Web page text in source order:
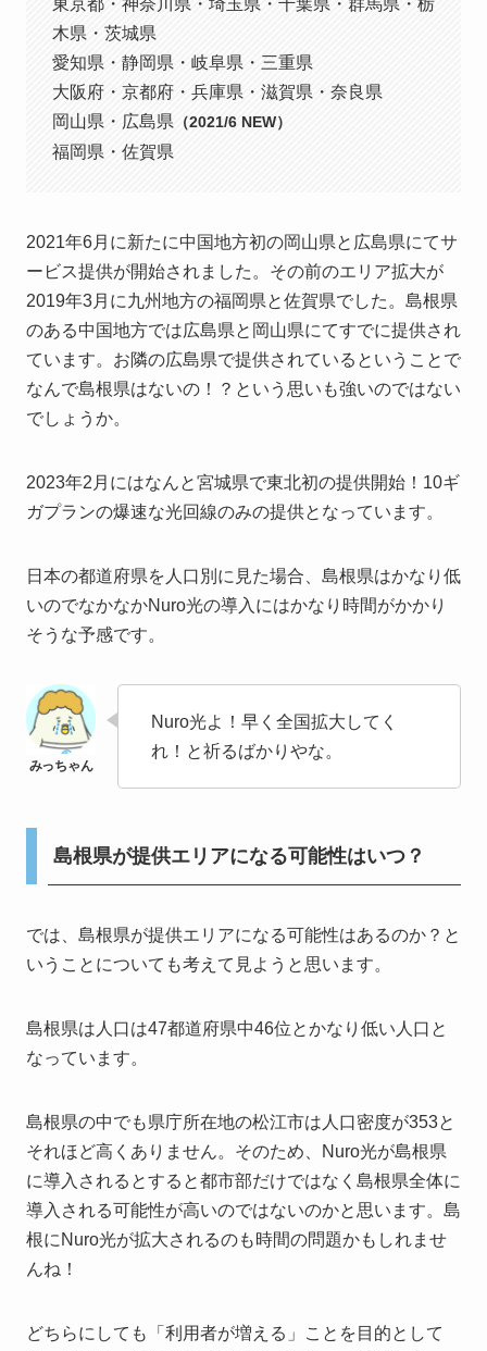
木県・茨城県
愛知県・静岡県・岐阜県・三重県
大阪府・京都府・兵庫県・滋賀県・奈良県
岡山県・広島県 （2021/6 NEW）
福岡県・佐賀県
2021年6月に新たに中国地方初の岡山県と広島県にてサ
ービス提供が開始されました。その前のエリア拡大が
2019年3月に九州地方の福岡県と佐賀県でした。島根県
のある中国地方では広島県と岡山県にてすでに提供され
ています。お隣の広島県で提供されているということで
なんで島根県はないの！？という思いも強いのではない
でしょうか。
2023年2月にはなんと宮城県で東北初の提供開始！10ギ
ガプランの爆速な光回線のみの提供となっています。
日本の都道府県を人口別に見た場合、島根県はかなり低
いのでなかなかNuro光の導入にはかなり時間がかかり
そうな予感です。
Nuro光よ！早く全国拡大してく
れ！と祈るばかりやな。
島根県が提供エリアになる可能性はいつ？
では、島根県が提供エリアになる可能性はあるのか？と
いうことについても考えて見ようと思います。
島根県は人口は47都道府県中46位とかなり低い人口と
なっています。
島根県の中でも県庁所在地の松江市は人口密度が353と
それほど高くありません。そのため、Nuro光が島根県
に導入されるとすると都市部だけではなく島根県全体に
導入される可能性が高いのではないのかと思います。島
根にNuro光が拡大されるのも時間の問題かもしれませ
んね！
どちらにしても「利用者が増える」ことを目的として